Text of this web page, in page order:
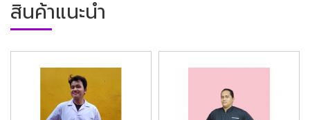
สินค้าแนะนำ